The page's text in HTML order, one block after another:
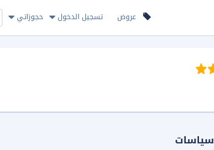
عروض تسجيل الدخول حجوزاتي
سياسات